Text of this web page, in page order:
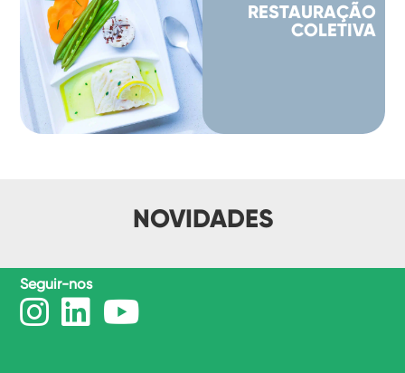
RESTAURAÇÃO
COLETIVA
NOVIDADES
Seguir-nos